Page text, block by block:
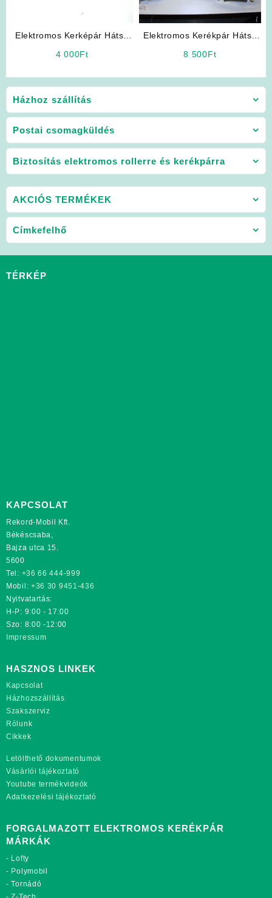
Házhoz szállítás
Postai csomagküldés
Biztosítás elektromos rollerre és kerékpárra
Elektromos Kerképár Hátsó
4 000Ft
Elektromos Kerékpár Hátsó
8 500Ft
AKCIÓS TERMÉKEK
Címkefelhő
TÉRKÉP
KAPCSOLAT
Rekord-Mobil Kft.
Békéscsaba,
Bajza utca 15.
5600
Tel: +36 66 444-999
Mobil: +36 30 9451-436
Nyitvatartás:
H-P: 9:00 - 17:00
Szo: 8:00 -12:00
Impressum
HASZNOS LINKEK
Kapcsolat
Házhozszállítás
Szakszerviz
Rólunk
Cikkek
Letölthető dokumentumok
Vásárlói tájékoztató
Youtube termékvideók
Adatkezelési tájékoztató
FORGALMAZOTT ELEKTROMOS KERÉKPÁR
MÁRKÁK
- Lofty
- Polymobil
-Tornádó